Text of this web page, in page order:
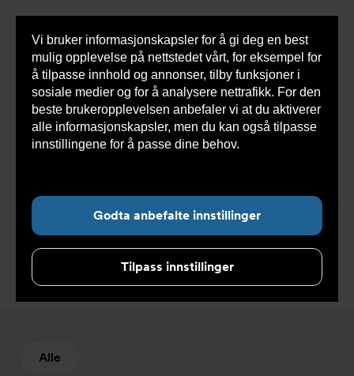
Vi bruker informasjonskapsler for å gi deg en best
mulig opplevelse på nettstedet vårt, for eksempel for
å tilpasse innhold og annonser, tilby funksjoner i
sosiale medier og for å analysere nettrafikk. For den
beste brukeropplevelsen anbefaler vi at du aktiverer
alle informasjonskapsler, men du kan også tilpasse
innstillingene for å passe dine behov.
Godta anbefalte innstillinger
Tilpass innstillinger
Du
her:
Armatec > Produkter > Luft og partikkelutskillere
>
Utgått produkt
Utgått produkt
Alle